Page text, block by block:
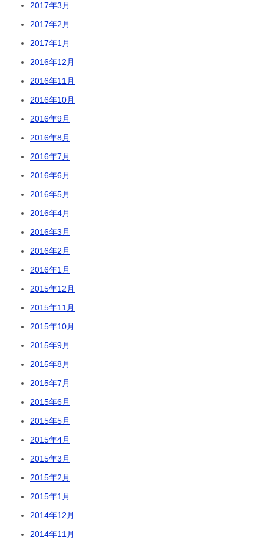
2017年3月
2017年2月
2017年1月
2016年12月
2016年11月
2016年10月
2016年9月
2016年8月
2016年7月
2016年6月
2016年5月
2016年4月
2016年3月
2016年2月
2016年1月
2015年12月
2015年11月
2015年10月
2015年9月
2015年8月
2015年7月
2015年6月
2015年5月
2015年4月
2015年3月
2015年2月
2015年1月
2014年12月
2014年11月